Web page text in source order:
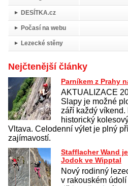
DESÍTKA.cz
Počasí na webu
Lezecké stěny
Nejčtenější články
Parníkem z Prahy
AKTUALIZACE
Slapy je možné
září každý
historický
Vltava. Celodenní výlet je plný
zajímavostí.
Stafflacher Wand
Jodok ve Wipptal
Nový rodinný
v rakouském